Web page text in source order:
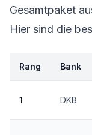
Gesamtpaket
Hier sind die
Rang Bank
1 DKB